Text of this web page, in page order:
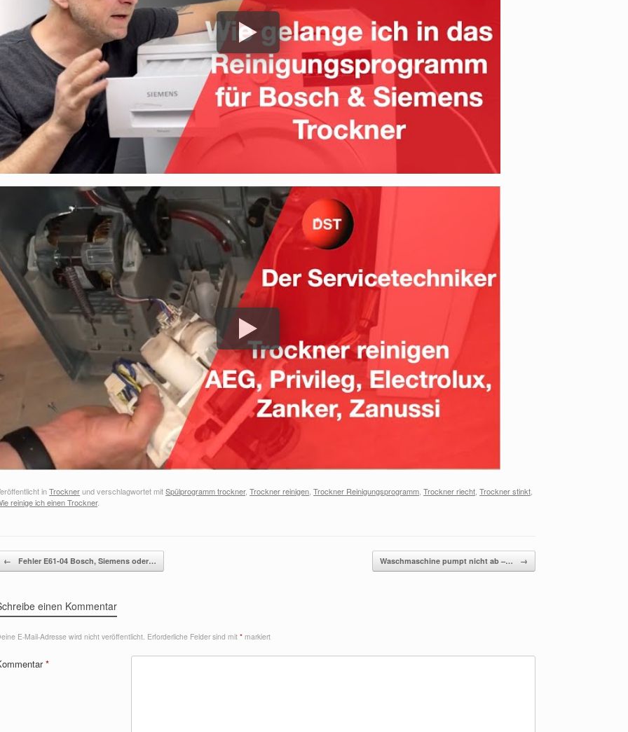
inTrocknerund verschlagwortet mitSpülprogramm trockner,Trockner reinigen ,Trockner Reinigungsprogramm ,Trockner riecht ,Trockner stinkt
reinige ich einen Trockner.
← Fehler E61-04 Bosch, Siemens oder… Waschmaschine pumpt nicht ab –… →
einen Kommentar
E-Mail-Adresse wird nicht veröffentlicht. Erforderliche Felder sind mit* markiert
*